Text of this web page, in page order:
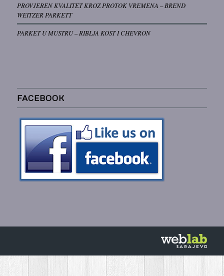
PROVJEREN KVALITET KROZ PROTOK VREMENA – BREND
WEITZER PARKETT
PARKET U MUSTRU – RIBLJA KOST I CHEVRON
FACEBOOK